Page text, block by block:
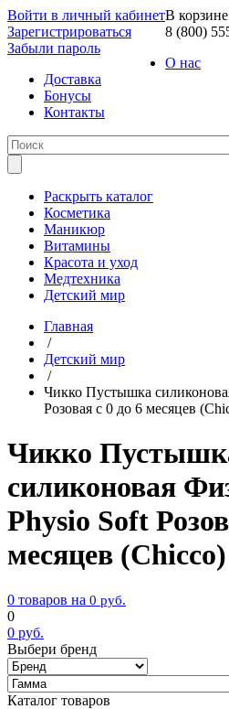
Войти в личный кабинет
Зарегистрироваться
Забыли пароль
В
8 (800)
О нас
Доставка
Бонусы
Контакты
Раскрыть каталог
Косметика
Маникюр
Витамины
Красота и уход
Медтехника
Детский мир
Главная
/
Детский мир
/
Чикко Пустышка
Розовая с 0 до 6 месяцев
Чикко
силиконовая
Physio Soft
месяцев (Chicco)
0 товаров на 0 руб.
0
0 руб.
Выбери бренд
Каталог товаров